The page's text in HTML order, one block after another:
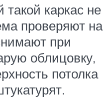
такой каркас не
проверяют на
при
облицовку,
потолка